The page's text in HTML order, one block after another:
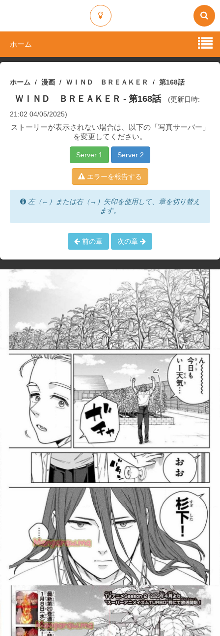
ホーム
ホーム 漫画 ＷＩＮＤ ＢＲＥＡＫＥＲ 第168話
ＷＩＮＤ ＢＲＥＡＫＥＲ - 第168話
(更新日時:
21:02 04/05/2025)
ストーリーが表示されない場合は、以下の「写真サーバー」
を変更してください。
Server 1 Server 2
エラーを報告する
左（←）または右（→）矢印を使用して、章を切り替え
ます。
前の章 次の章